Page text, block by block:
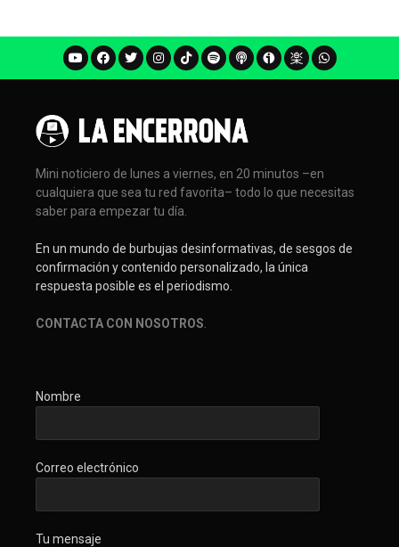
Mini noticiero de lunes a viernes, en 20 minutos –en
cualquiera que sea tu red favorita– todo lo que necesitas
saber para empezar tu día.
En un mundo de burbujas desinformativas, de sesgos de
confirmación y contenido personalizado, la única
respuesta posible es el periodismo.
CONTACTA CON NOSOTROS
Nombre
Correo electrónico
Tu mensaje